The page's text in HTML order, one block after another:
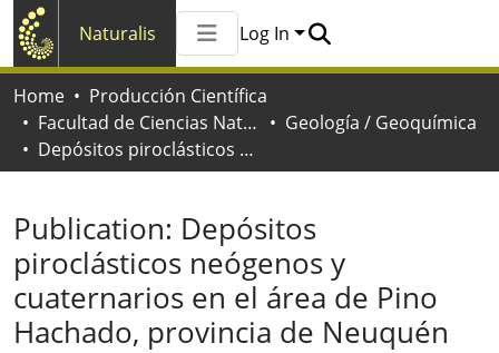
Naturalis
All of Naturalis
Log In
Home
Producción Científica
Facultad de Ciencias Naturales y Museo
Geología / Geoquímica
Depósitos piroclásticos neógenos y cuaternarios en el área de Pino Hachado, provincia de Neuquén
Publication: Depósitos
piroclásticos neógenos y
cuaternarios en el área de Pino
Hachado, provincia de Neuquén